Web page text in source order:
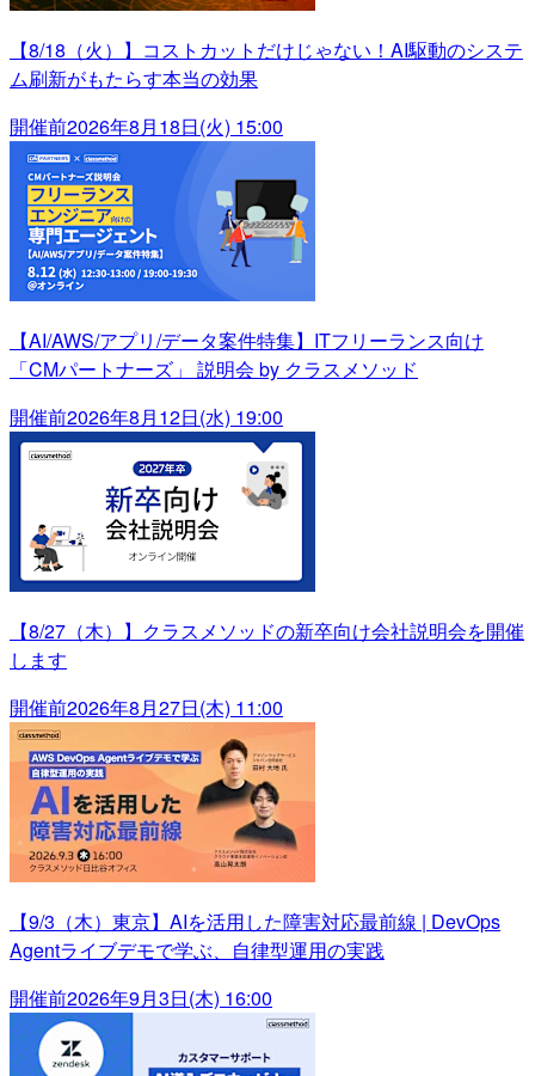
【8/18（火）】コストカットだけじゃない！AI駆動のシステ
ム刷新がもたらす本当の効果
開催前2026年8月18日(火) 15:00
【AI/AWS/アプリ/データ案件特集】ITフリーランス向け
「CMパートナーズ」 説明会 by クラスメソッド
開催前2026年8月12日(水) 19:00
【8/27（木）】クラスメソッドの新卒向け会社説明会を開催
します
開催前2026年8月27日(木) 11:00
【9/3（木）東京】AIを活用した障害対応最前線 | DevOps
Agentライブデモで学ぶ、自律型運用の実践
開催前2026年9月3日(木) 16:00